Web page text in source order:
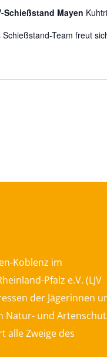
Schießstand Mayen
Schießstand-Team freut
Koblenz im
Pfalz e.V. (LJV
der Jägerinnen
Natur- und
alle Zweige des